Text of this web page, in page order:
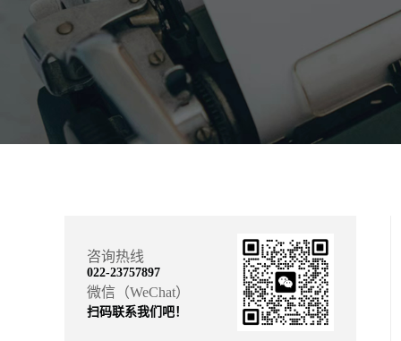
咨询热线
022-23757897
微信（WeChat）
扫码联系我们吧！